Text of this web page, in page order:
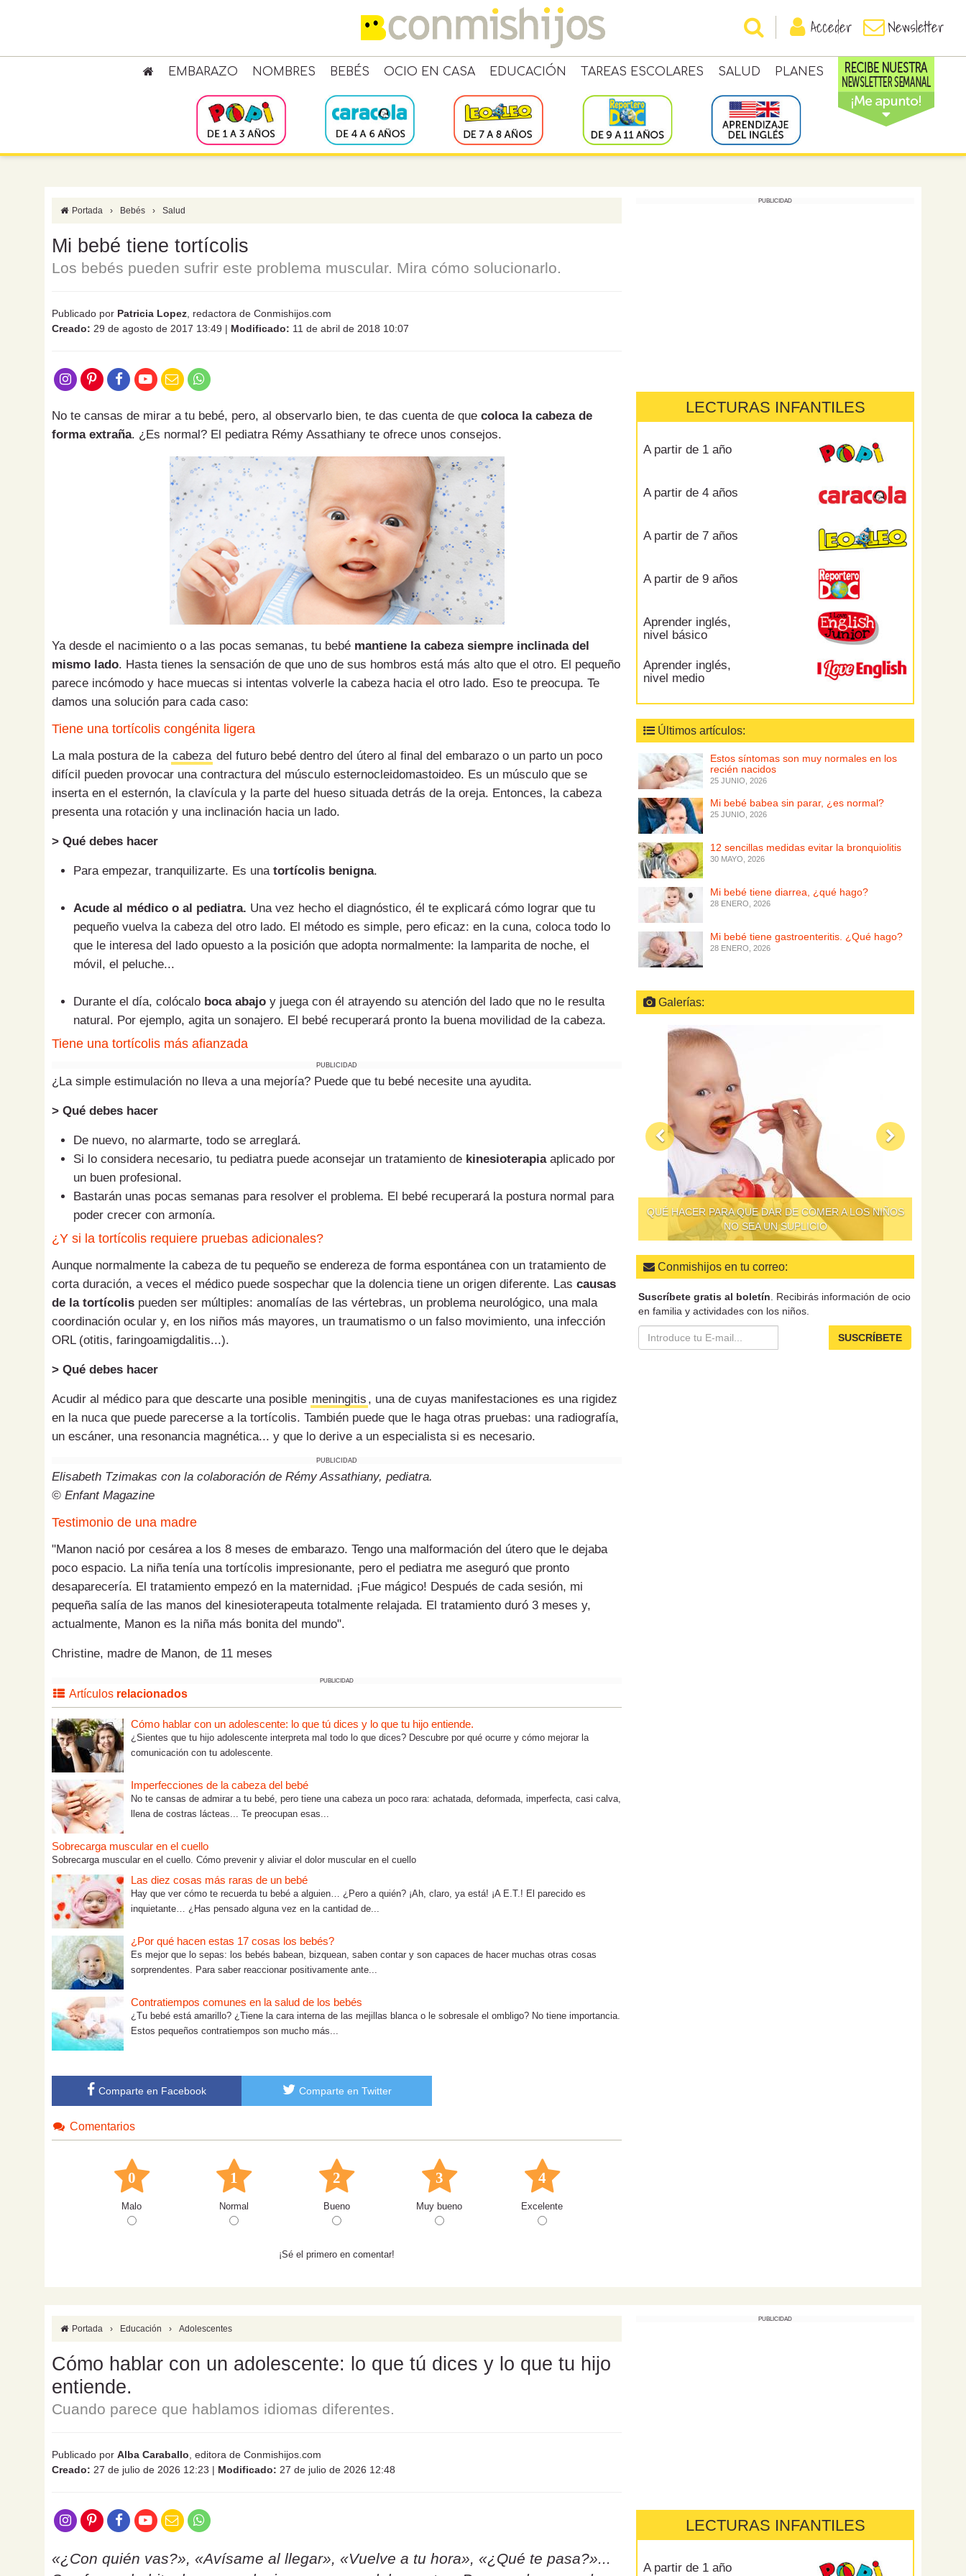
Acceder Newsletter
EMBARAZO NOMBRES BEBÉS OCIO EN CASA EDUCACIÓN TAREAS ESCOLARES SALUD PLANES
Portada › Bebés › Salud
Mi bebé tiene tortícolis
Los bebés pueden sufrir este problema muscular. Mira cómo solucionarlo.
Publicado por Patricia Lopez , redactora de Conmishijos.com
Creado: 29 de agosto de 2017 13:49 | Modificado: 11 de abril de 2018 10:07
No te cansas de mirar a tu bebé, pero, al observarlo bien, te das cuenta de que coloca la cabeza de
forma extraña. ¿Es normal? El pediatra Rémy Assathiany te ofrece unos consejos.
Ya desde el nacimiento o a las pocas semanas, tu bebé mantiene la cabeza siempre inclinada del
mismo lado. Hasta tienes la sensación de que uno de sus hombros está más alto que el otro. El pequeño
parece incómodo y hace muecas si intentas volverle la cabeza hacia el otro lado. Eso te preocupa. Te
damos una solución para cada caso:
Tiene una tortícolis congénita ligera
La mala postura de la cabeza del futuro bebé dentro del útero al final del embarazo o un parto un poco
difícil pueden provocar una contractura del músculo esternocleidomastoideo. Es un músculo que se
inserta en el esternón, la clavícula y la parte del hueso situada detrás de la oreja. Entonces, la cabeza
presenta una rotación y una inclinación hacia un lado.
> Qué debes hacer
Para empezar, tranquilizarte. Es una tortícolis benigna.
Acude al médico o al pediatra. Una vez hecho el diagnóstico, él te explicará cómo lograr que tu
pequeño vuelva la cabeza del otro lado. El método es simple, pero eficaz: en la cuna, coloca todo lo
que le interesa del lado opuesto a la posición que adopta normalmente: la lamparita de noche, el
móvil, el peluche...
Durante el día, colócalo boca abajo y juega con él atrayendo su atención del lado que no le resulta
natural. Por ejemplo, agita un sonajero. El bebé recuperará pronto la buena movilidad de la cabeza.
Tiene una tortícolis más afianzada
PUBLICIDAD
¿La simple estimulación no lleva a una mejoría? Puede que tu bebé necesite una ayudita.
> Qué debes hacer
De nuevo, no alarmarte, todo se arreglará.
Si lo considera necesario, tu pediatra puede aconsejar un tratamiento de kinesioterapiaaplicado por
un buen profesional.
Bastarán unas pocas semanas para resolver el problema. El bebé recuperará la postura normal para
poder crecer con armonía.
¿Y si la tortícolis requiere pruebas adicionales?
Aunque normalmente la cabeza de tu pequeño se endereza de forma espontánea con un tratamiento de
corta duración, a veces el médico puede sospechar que la dolencia tiene un origen diferente. Las causas
de la tortícolis pueden ser múltiples: anomalías de las vértebras, un problema neurológico, una mala
coordinación ocular y, en los niños más mayores, un traumatismo o un falso movimiento, una infección
ORL (otitis, faringoamigdalitis...).
> Qué debes hacer
Acudir al médico para que descarte una posible meningitis , una de cuyas manifestaciones es una rigidez
en la nuca que puede parecerse a la tortícolis. También puede que le haga otras pruebas: una radiografía,
un escáner, una resonancia magnética... y que lo derive a un especialista si es necesario.
PUBLICIDAD
Elisabeth Tzimakas con la colaboración de Rémy Assathiany, pediatra.
© Enfant Magazine
Testimonio de una madre
"Manon nació por cesárea a los 8 meses de embarazo. Tengo una malformación del útero que le dejaba
poco espacio. La niña tenía una tortícolis impresionante, pero el pediatra me aseguró que pronto
desaparecería. El tratamiento empezó en la maternidad. ¡Fue mágico! Después de cada sesión, mi
pequeña salía de las manos del kinesioterapeuta totalmente relajada. El tratamiento duró 3 meses y,
actualmente, Manon es la niña más bonita del mundo".
Christine, madre de Manon, de 11 meses
PUBLICIDAD
Artículos relacionados
Cómo hablar con un adolescente: lo que tú dices y lo que tu hijo entiende.
¿Sientes que tu hijo adolescente interpreta mal todo lo que dices? Descubre por qué ocurre y cómo mejorar la
comunicación con tu adolescente.
Imperfecciones de la cabeza del bebé
No te cansas de admirar a tu bebé, pero tiene una cabeza un poco rara: achatada, deformada, imperfecta, casi calva,
llena de costras lácteas... Te preocupan esas...
Sobrecarga muscular en el cuello
Sobrecarga muscular en el cuello. Cómo prevenir y aliviar el dolor muscular en el cuello
Las diez cosas más raras de un bebé
Hay que ver cómo te recuerda tu bebé a alguien… ¿Pero a quién? ¡Ah, claro, ya está! ¡A E.T.! El parecido es
inquietante… ¿Has pensado alguna vez en la cantidad de...
¿Por qué hacen estas 17 cosas los bebés?
Es mejor que lo sepas: los bebés babean, bizquean, saben contar y son capaces de hacer muchas otras cosas
sorprendentes. Para saber reaccionar positivamente ante...
Contratiempos comunes en la salud de los bebés
¿Tu bebé está amarillo? ¿Tiene la cara interna de las mejillas blanca o le sobresale el ombligo? No tiene importancia.
Estos pequeños contratiempos son mucho más...
Comparte en Facebook Comparte en Twitter
Comentarios
0
Malo
1
Normal
2
Bueno
3
Muy bueno
4
Excelente
¡Sé el primero en comentar!
PUBLICIDAD
LECTURAS INFANTILES
A partir de 1 año
A partir de 4 años
A partir de 7 años
A partir de 9 años
Aprender inglés,
nivel básico
Aprender inglés,
nivel medio
Últimos artículos:
Estos síntomas son muy normales en los
recién nacidos
25 JUNIO, 2026
Mi bebé babea sin parar, ¿es normal?
25 JUNIO, 2026
12 sencillas medidas evitar la bronquiolitis
30 MAYO, 2026
Mi bebé tiene diarrea, ¿qué hago?
28 ENERO, 2026
Mi bebé tiene gastroenteritis. ¿Qué hago?
28 ENERO, 2026
Galerías:
QUÉ HACER PARA QUE DAR DE COMER A LOS NIÑOS
NO SEA UN SUPLICIO
Conmishijos en tu correo:
Suscríbete gratis al boletín . Recibirás información de ocio
en familia y actividades con los niños.
SUSCRÍBETE
Portada › Educación › Adolescentes
Cómo hablar con un adolescente: lo que tú dices y lo que tu hijo
entiende.
Cuando parece que hablamos idiomas diferentes.
Publicado por Alba Caraballo , editora de Conmishijos.com
Creado: 27 de julio de 2026 12:23 | Modificado: 27 de julio de 2026 12:48
«¿Con quién vas?», «Avísame al llegar», «Vuelve a tu hora», «¿Qué te pasa?»...
PUBLICIDAD
LECTURAS INFANTILES
A partir de 1 año